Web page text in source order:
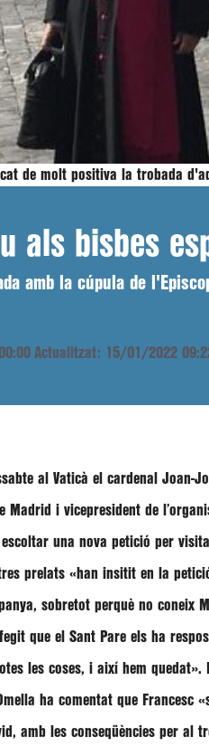
de molt positiva la trobada
als bisbes
amb la cúpula de
Actualitzat: 15/01/2022
al Vaticà el cardenal Joan-
Madrid i vicepresident de
una nova petició per
prelats «han insitit en la
sobretot perquè no coneix
que el Sant Pare els ha
les coses, i així hem quedat».
ha comentat que Francesc
amb les conseqüències per